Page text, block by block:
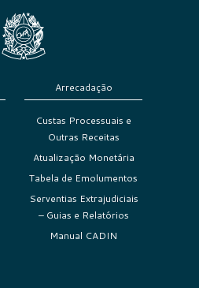
Arrecadação
Custas Processuais e
Outras Receitas
Atualização Monetária
Tabela de Emolumentos
Serventias Extrajudiciais
– Guias e Relatórios
Manual CADIN